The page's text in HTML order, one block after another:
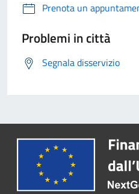
Prenota un
Problemi in città
Segnala disservizio